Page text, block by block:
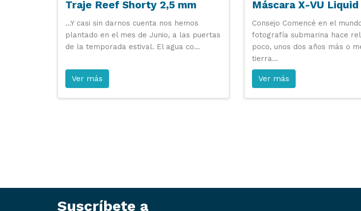
Traje Reef Shorty 2,5 mm
...Y casi sin darnos cuenta nos hemos
plantado en el mes de Junio, a las puertas
de la temporada estival. El agua co...
Ver más
Máscara X-VU Liquid
Consejo Comencé en el
fotografía submarina hace
poco, unos dos años más o
tierra...
Ver más
Suscríbete a